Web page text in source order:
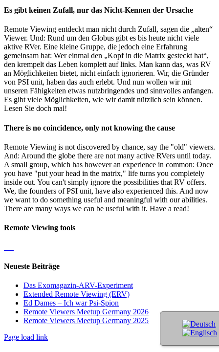
Close
Bar
Area
Es gibt keinen Zufall, nur das Nicht-Kennen der Ursache
Remote Viewing entdeckt man nicht durch Zufall, sagen die „alten“
Viewer. Und: Rund um den Globus gibt es bis heute nicht viele
aktive RVer. Eine kleine Gruppe, die jedoch eine Erfahrung
gemeinsam hat: Wer einmal den „Kopf in die Matrix gesteckt hat“,
den krempelt das Leben komplett auf links. Man kann das, was RV
an Möglichkeiten bietet, nicht einfach ignorieren. Wir, die Gründer
von PSI unit, haben das auch erlebt. Und nun wollen wir mit
unseren Fähigkeiten etwas nutzbringendes und sinnvolles anfangen.
Es gibt viele Möglichkeiten, wie wir damit nützlich sein können.
Lesen Sie doch mal!
There is no coincidence, only not knowing the cause
Remote Viewing is not discovered by chance, say the "old" viewers.
And: Around the globe there are not many active RVers until today.
A small group, which has however an experience in common: Once
you have "put your head in the matrix," life turns you completely
inside out. You can't simply ignore the possibilities that RV offers.
We, the founders of PSI unit, have also experienced this. And now
we want to do something useful and meaningful with our abilities.
There are many ways we can be useful with it. Have a read!
Remote Viewing tools
Neueste Beiträge
Das Exomagazin-ARV-Experiment
Extended Remote Viewing (ERV)
Ed Dames – Ich war Psi-Spion
Remote Viewers Meetup Germany 2026
Remote Viewers Meetup Germany 2025
Page load link